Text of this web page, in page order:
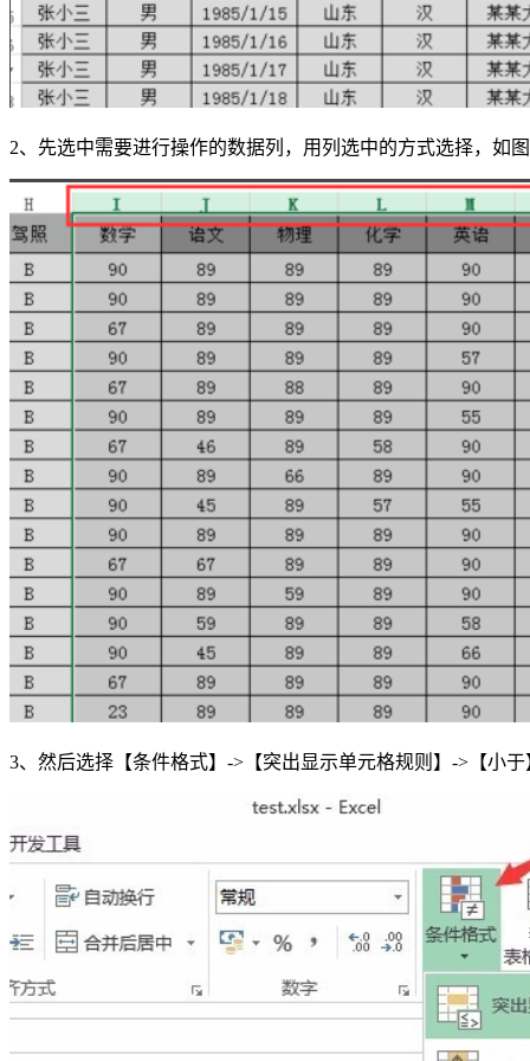
2、先选中需要进行操作的数据列，用列选中的方式选择，如
3、然后选择【条件格式】->【突出显示单元格规则】->【小于